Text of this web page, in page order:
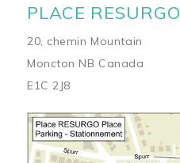
PLACE RESURGO
20, chemin Mountain
Moncton NB Canada
E1C 2J8